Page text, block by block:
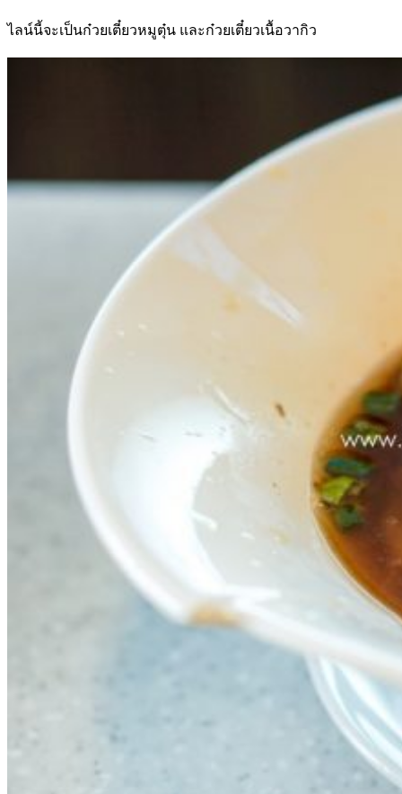
ไลน์นี้จะเป็นก๋วยเตี๋ยวหมูตุ๋น และก๋วยเตี๋ยวเนื้อวากิว